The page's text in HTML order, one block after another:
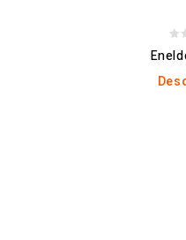
of